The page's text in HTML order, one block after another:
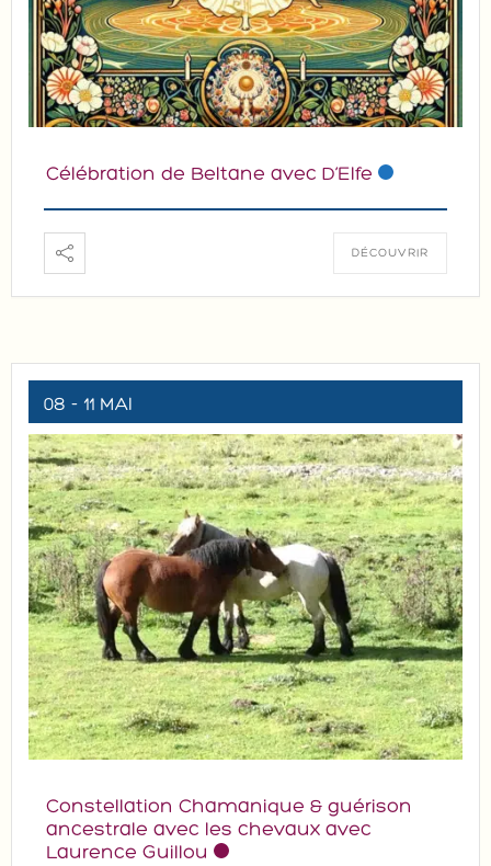
Célébration de Beltane avec D’Elfe
DÉCOUVRIR
08 - 11 MAI
Constellation Chamanique & guérison
ancestrale avec les chevaux avec
Laurence Guillou